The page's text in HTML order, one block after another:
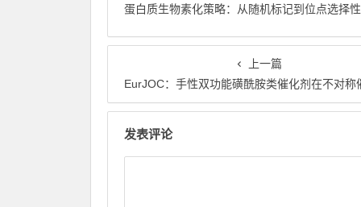
蛋白质生物素化策略：从随机标记到位点选择
上一篇
EurJOC：手性双功能磺酰胺类催化剂在不对称催化反应中的最新研
发表评论